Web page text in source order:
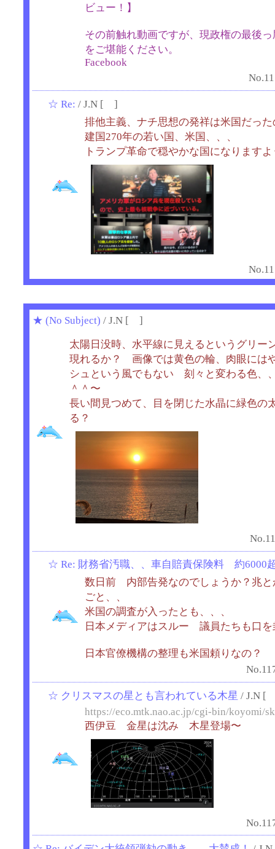
ビュー！】
その前触れ動画ですが、現政権の最後
をご堪能ください。
Facebook
☆ Re: / J.N [ ]
排他主義、ナチ思想の発祥は米国だっ
建国270年の若い国、米国、、、
トランプ革命で穏やかな国になります
★ (No Subject) / J.N [ ]
太陽日没時、水平線に見えるというグリー
現れるか？ 画像では黄色の輪、肉眼には
シュという風でもない 刻々と変わる色、
＾＾〜
長い間見つめて、目を閉じた水晶に緑色の
る？
☆ Re: 財務省汚職、、車自賠責保険料 約6000
数日前 内部告発なのでしょうか？兆
ごと、、
米国の調査が入ったとも、、、
日本メディアはスルー 議員たちも口を
日本官僚機構の整理も米国頼りなの？
☆ クリスマスの星とも言われている木星 / J.N
https://eco.mtk.nao.ac.jp/cgi-bin/koyomi/
西伊豆 金星は沈み 木星登場〜